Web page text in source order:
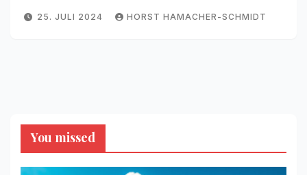
25. JULI 2024 HORST HAMACHER-SCHMIDT
You missed